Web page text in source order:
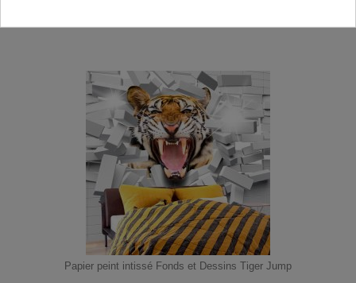
Papier peint intissé Fonds et Dessins Tiger Jump